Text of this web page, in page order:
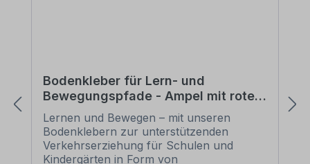
Bodenkleber für Lern- und
Bewegungspfade - Ampel mit rotem
Signal - Halten - BWP-02-01-01 –
Verkehrserziehung
Lernen und Bewegen – mit unseren
Bodenklebern zur unterstützenden
Verkehrserziehung für Schulen und
Kindergärten in Form von